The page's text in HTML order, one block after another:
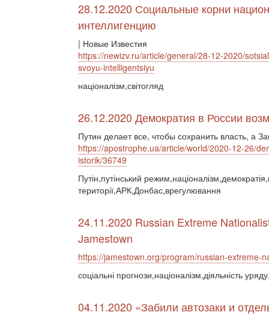
28.12.2020 Социальные корни
интеллигенцию
| Новые Известия
https://newizv.ru/article/general/28-12-2020/
svoyu-intelligentsiyu
націоналізм,світогляд
26.12.2020 Демократия в России
Путин делает все, чтобы сохранить власть, а
https://apostrophe.ua/article/world/2020-12-26/
istorik/36749
Путін,путінський
території,АРК,Донбас,врегулювання
24.11.2020 Russian Extreme
Jamestown
https://jamestown.org/program/russian-extreme-
соціальні прогнози,націоналізм,діяльність
04.11.2020 «Забили автозаки и